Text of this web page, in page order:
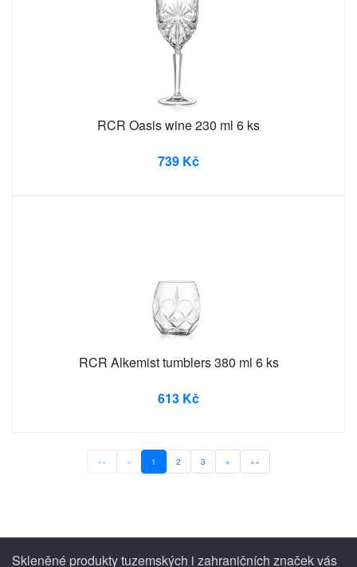
RCR Oasis wine 230 ml 6 ks
739 Kč
RCR Alkemist tumblers 380 ml 6 ks
613 Kč
«« « 1 2 3 » »»
Skleněné produkty tuzemských i zahraničních značek vás